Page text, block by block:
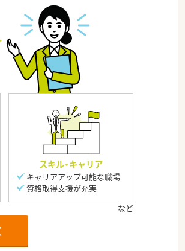
スキル・キャリア
キャリアアップ可能な職場
資格取得支援が充実